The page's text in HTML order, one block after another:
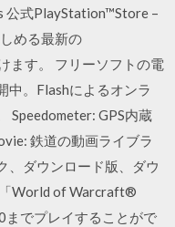
公式PlayStation™Store –
める最新の
ます。 フリーソフトの電
中。Flashによるオンラ
Speedometer: GPS内蔵
鉄道の動画ライブラ
、ダウンロード版、ダウ
World of Warcraft®
でプレイすることがで